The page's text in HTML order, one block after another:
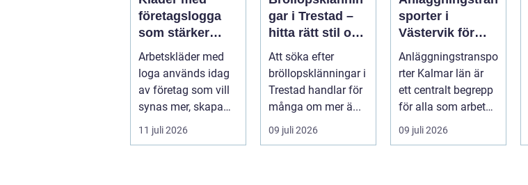
företagslogga
som stärker
varumärket
varje dag
Arbetskläder med
loga används idag
av företag som vill
synas mer, skapa
stolthet inte...
11 juli 2026
gar i Trestad –
hitta rätt stil och
passform inför
den stora dagen
Att söka efter
bröllopsklänningar i
Trestad handlar för
många om mer ä...
09 juli 2026
sporter i
Västervik för
effektiva
byggprojekt
Anläggningstranspo
rter Kalmar län är
ett centralt begrepp
för alla som arbetar
m...
09 juli 2026